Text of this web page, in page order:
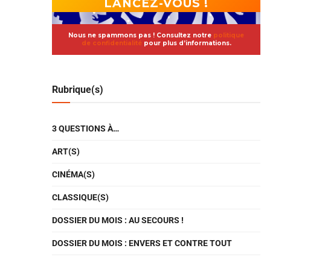
Nous ne spammons pas ! Consultez notre politique
de confidentialité pour plus d’informations.
Rubrique(s)
3 QUESTIONS À…
ART(S)
CINÉMA(S)
CLASSIQUE(S)
DOSSIER DU MOIS : AU SECOURS !
DOSSIER DU MOIS : ENVERS ET CONTRE TOUT